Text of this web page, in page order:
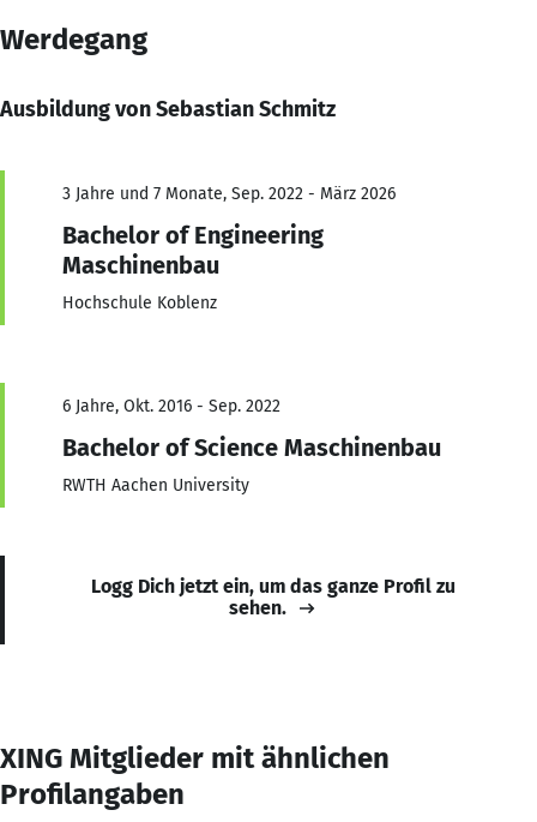
Werdegang
Ausbildung von Sebastian Schmitz
3 Jahre und 7 Monate, Sep. 2022 - März 2026
Bachelor of Engineering
Maschinenbau
Hochschule Koblenz
6 Jahre, Okt. 2016 - Sep. 2022
Bachelor of Science Maschinenbau
RWTH Aachen University
Logg Dich jetzt ein, um das ganze Profil zu
sehen.
XING Mitglieder mit ähnlichen
Profilangaben